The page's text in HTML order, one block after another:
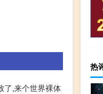
了,来个世界裸体
热